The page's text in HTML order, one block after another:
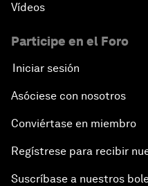
An Insight, An Idea with
Preserving Indian Arts
An Insight, An Idea with
Vídeos
Participe en el Foro
Iniciar sesión
Asóciese con nosotros
Conviértase en miembro
Regístrese para recibir
Suscríbase a nuestros